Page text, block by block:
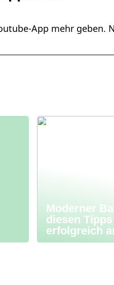
App mehr geben.
Moderner
diesen
erfolgreich